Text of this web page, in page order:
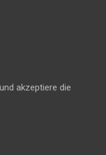
akzeptiere die